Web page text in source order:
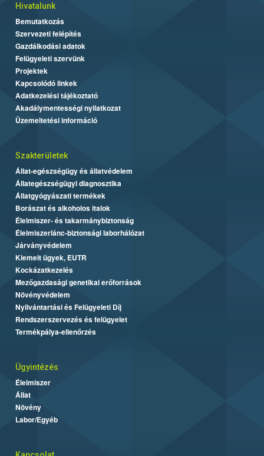
Hivatalunk
Bemutatkozás
Szervezeti felépítés
Gazdálkodási adatok
Felügyeleti szervünk
Projektek
Kapcsolódó linkek
Adatkezelési tájékoztató
Akadálymentességi nyilatkozat
Üzemeltetési információ
Szakterületek
Állat-egészségügy és állatvédelem
Állategészségügyi diagnosztika
Állatgyógyászati termékek
Borászat és alkoholos italok
Élelmiszer- és takarmánybiztonság
Élelmiszerlánc-biztonsági laborhálózat
Járványvédelem
Kiemelt ügyek, EUTR
Kockázatkezelés
Mezőgazdasági genetikai erőforrások
Növényvédelem
Nyilvántartási és Felügyeleti Díj
Rendszerszervezés és felügyelet
Termékpálya-ellenőrzés
Ügyintézés
Élelmiszer
Állat
Növény
Labor/Egyéb